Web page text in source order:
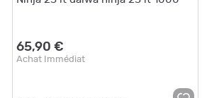
65,90 €
Achat Immédiat